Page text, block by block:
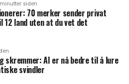
siden
70 merker sender privat
12 land uten at du vet det
skremmer: AI er nå bedre til å lure
svindler